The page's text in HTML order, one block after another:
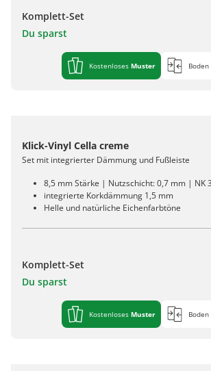
Komplett-Set
Du sparst
Kostenloses Muster Boden
Klick-Vinyl Cella creme
Set mit integrierter Dämmung und Fußleiste
8,5 mm Stärke | Nutzschicht: 0,7 mm | NK
integrierte Korkdämmung 1,5 mm
Helle und natürliche Eichenfarbtöne
Komplett-Set
Du sparst
Kostenloses Muster Boden